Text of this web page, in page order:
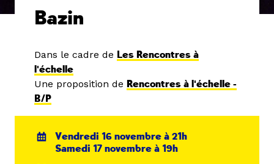
Bazin
Dans le cadre de Les Rencontres à
l'échelle
Une proposition de Rencontres à l'échelle -
B/P
Vendredi 16 novembre à 21h
Samedi 17 novembre à 19h